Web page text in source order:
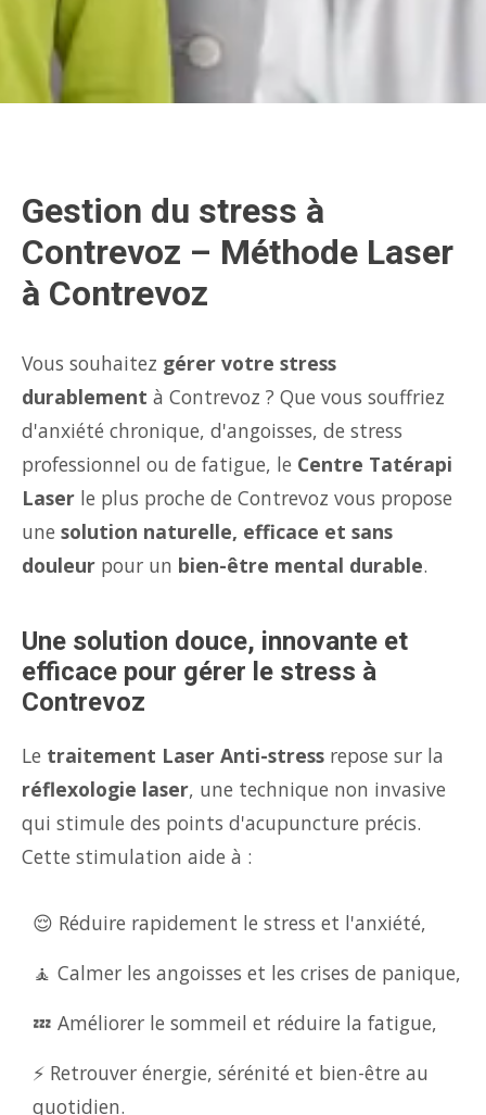
Gestion du stress à
Contrevoz – Méthode Laser
à Contrevoz
Vous souhaitez gérer votre stress
durablement à Contrevoz ? Que vous souffriez
d'anxiété chronique, d'angoisses, de stress
professionnel ou de fatigue, le Centre Tatérapi
Laser le plus proche de Contrevoz vous propose
une solution naturelle, efficace et sans
douleur pour un bien-être mental durable.
Une solution douce, innovante et
efficace pour gérer le stress à
Contrevoz
Le traitement Laser Anti-stress repose sur la
réflexologie laser, une technique non invasive
qui stimule des points d'acupuncture précis.
Cette stimulation aide à :
😌 Réduire rapidement le stress et l'anxiété,
🧘 Calmer les angoisses et les crises de panique,
💤 Améliorer le sommeil et réduire la fatigue,
⚡ Retrouver énergie, sérénité et bien-être au
quotidien.